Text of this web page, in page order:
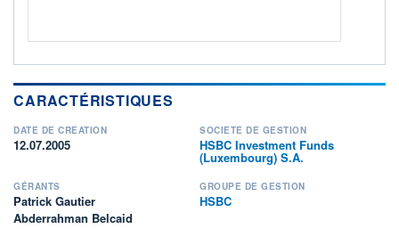
CARACTÉRISTIQUES
DATE DE CRÉATION
12.07.2005
SOCIÉTÉ DE GESTION
HSBC Investment Funds
(Luxembourg) S.A.
GÉRANTS
Patrick Gautier
Abderrahman Belcaid
GROUPE DE GESTION
HSBC